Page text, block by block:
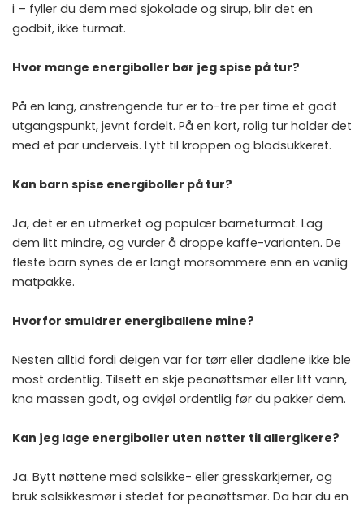
i – fyller du dem med sjokolade og sirup, blir det en
godbit, ikke turmat.
Hvor mange energiboller bør jeg spise på tur?
På en lang, anstrengende tur er to-tre per time et godt
utgangspunkt, jevnt fordelt. På en kort, rolig tur holder det
med et par underveis. Lytt til kroppen og blodsukkeret.
Kan barn spise energiboller på tur?
Ja, det er en utmerket og populær barneturmat. Lag
dem litt mindre, og vurder å droppe kaffe-varianten. De
fleste barn synes de er langt morsommere enn en vanlig
matpakke.
Hvorfor smuldrer energiballene mine?
Nesten alltid fordi deigen var for tørr eller dadlene ikke ble
most ordentlig. Tilsett en skje peanøttsmør eller litt vann,
kna massen godt, og avkjøl ordentlig før du pakker dem.
Kan jeg lage energiboller uten nøtter til allergikere?
Ja. Bytt nøttene med solsikke- eller gresskarkjerner, og
bruk solsikkesmør i stedet for peanøttsmør. Da har du en